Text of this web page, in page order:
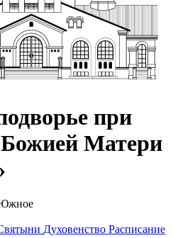
при
Матери
Южное
Духовенство Расписание